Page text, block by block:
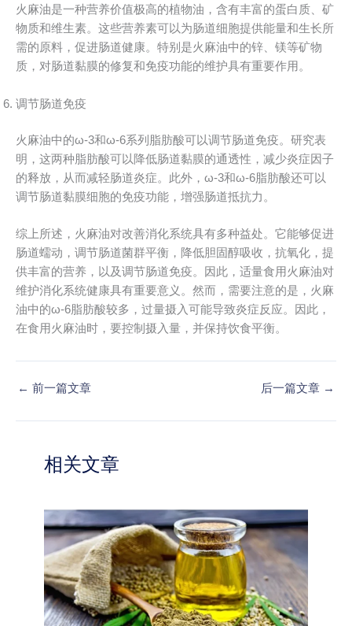
火麻油是一种营养价值极高的植物油，含有丰富的蛋白质、矿
物质和维生素。这些营养素可以为肠道细胞提供能量和生长所
需的原料，促进肠道健康。特别是火麻油中的锌、镁等矿物
质，对肠道黏膜的修复和免疫功能的维护具有重要作用。
调节肠道免疫
火麻油中的ω-3和ω-6系列脂肪酸可以调节肠道免疫。研究表
明，这两种脂肪酸可以降低肠道黏膜的通透性，减少炎症因子
的释放，从而减轻肠道炎症。此外，ω-3和ω-6脂肪酸还可以
调节肠道黏膜细胞的免疫功能，增强肠道抵抗力。
综上所述，火麻油对改善消化系统具有多种益处。它能够促进
肠道蠕动，调节肠道菌群平衡，降低胆固醇吸收，抗氧化，提
供丰富的营养，以及调节肠道免疫。因此，适量食用火麻油对
维护消化系统健康具有重要意义。然而，需要注意的是，火麻
油中的ω-6脂肪酸较多，过量摄入可能导致炎症反应。因此，
在食用火麻油时，要控制摄入量，并保持饮食平衡。
← 前一篇文章 后一篇文章 →
相关文章